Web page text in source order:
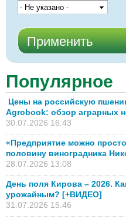
Популярное
Цены на российскую
Agrobook: обзор аграрных
30.07.2026 16:43
«Предприятие можно
половину виноградника
28.07.2026 13:08
День поля Кирова – 2026.
урожайным? [+ВИДЕО]
31.07.2026 15:46